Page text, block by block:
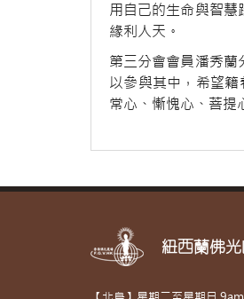
用自己的生命與智
緣利人天。
第三分會會員潘秀
以參與其中，希望
常心、慚愧心、菩提
紐西蘭佛光